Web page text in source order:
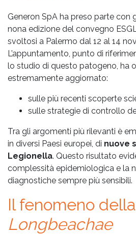
Generon SpA ha preso parte con
nona edizione del convegno
svoltosi a Palermo dal 12 al 14
L’appuntamento, punto di
lo studio di questo patogeno, ha
estremamente aggiornato:
sulle più recenti scoperte
sulle strategie di controllo
Tra gli argomenti più rilevanti è
in diversi Paesi europei, di nuove
Legionella. Questo risultato
complessità epidemiologica e la
diagnostiche sempre più sensibili.
Il fenomeno della
Longbeachae